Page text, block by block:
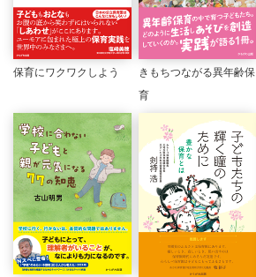
保育にワクワクしよう
きもちつながる異年齢保
育